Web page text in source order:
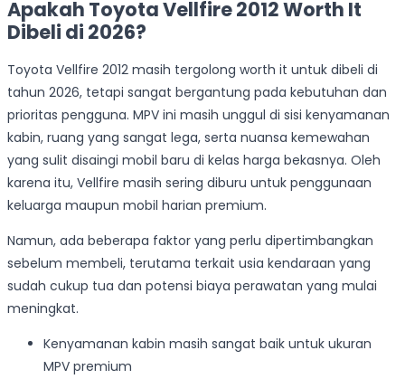
Apakah Toyota Vellfire 2012 Worth It
Dibeli di 2026?
Toyota Vellfire 2012 masih tergolong worth it untuk dibeli di
tahun 2026, tetapi sangat bergantung pada kebutuhan dan
prioritas pengguna. MPV ini masih unggul di sisi kenyamanan
kabin, ruang yang sangat lega, serta nuansa kemewahan
yang sulit disaingi mobil baru di kelas harga bekasnya. Oleh
karena itu, Vellfire masih sering diburu untuk penggunaan
keluarga maupun mobil harian premium.
Namun, ada beberapa faktor yang perlu dipertimbangkan
sebelum membeli, terutama terkait usia kendaraan yang
sudah cukup tua dan potensi biaya perawatan yang mulai
meningkat.
Kenyamanan kabin masih sangat baik untuk ukuran
MPV premium